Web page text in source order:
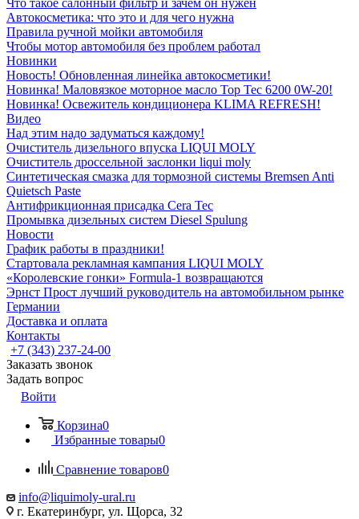
Что такое салонный фильтр и зачем он нужен
Автокосметика: что это и для чего нужна
Правила ручной мойки автомобиля
Чтобы мотор автомобиля без проблем работал
Новинки
Новость! Обновленная линейка автокосметики!
Новинка! Маловязкое моторное масло Top Tec 6200 0W-20!
Новинка! Освежитель кондиционера KLIMA REFRESH!
Видео
Над этим надо задуматься каждому!
Очиститель дизельного впуска LIQUI MOLY
Очиститель дроссельной заслонки liqui moly
Синтетическая смазка для тормозной системы Bremsen Anti
Quietsch Paste
Антифрикционная присадка Cera Tec
Промывка дизельных систем Diesel Spulung
Новости
График работы в праздники!
Стартовала рекламная кампания LIQUI MOLY
«Королевские гонки» Formula-1 возвращаются
Эрнст Прост лучший руководитель на автомобильном рынке
Германии
Доставка и оплата
Контакты
+7 (343) 237-24-00
Заказать звонок
Задать вопрос
Войти
Корзина0
Избранные товары0
Сравнение товаров0
info@liquimoly-ural.ru
г. Екатеринбург, ул. Щорса, 32